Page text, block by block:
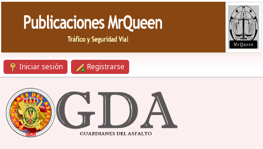
Iniciar sesión Registrarse